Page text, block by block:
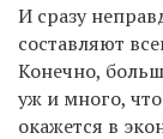
И сразу
составляют
Конечно,
уж и много,
окажется в